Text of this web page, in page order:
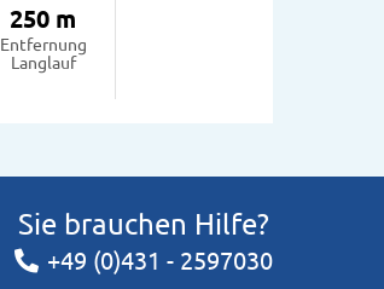
250 m
Entfernung
Langlauf
Sie brauchen Hilfe?
+49 (0)431 - 2597030